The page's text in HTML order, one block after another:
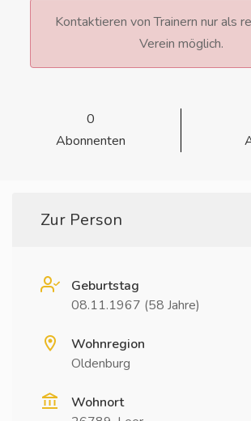
Kontaktieren von Trainern nur als
Verein möglich.
0
Abonnenten
Zur Person
Geburtstag
08.11.1967 (58 Jahre)
Wohnregion
Oldenburg
Wohnort